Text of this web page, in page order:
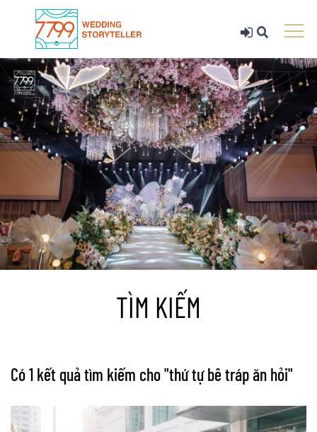
TÌM KIẾM
Có 1 kết quả tìm kiếm cho "thứ tự bê tráp ăn hỏi"